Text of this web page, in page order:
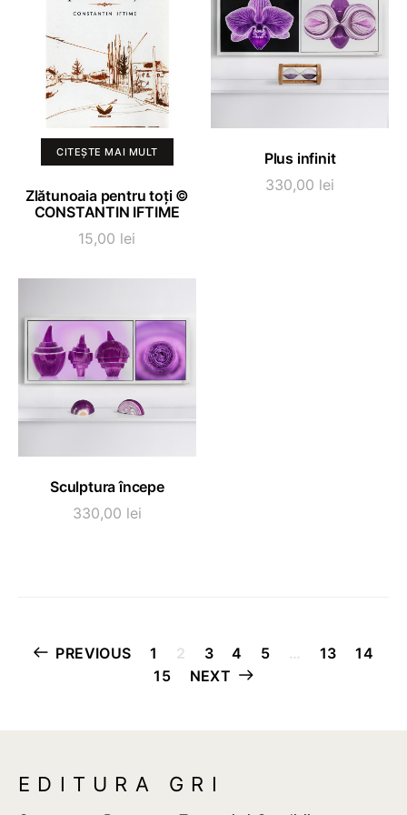
CITEȘTE MAI MULT
Zlătunoaia pentru toți ©
CONSTANTIN IFTIME
15,00 lei
ADAUGĂ ÎN COȘ
Plus infinit
330,00 lei
ADAUGĂ ÎN COȘ
Sculptura începe
330,00 lei
Paginație
articole
PREVIOUS 1 2 3 4 5 … 13
14
15
NEXT
EDITURA GRI